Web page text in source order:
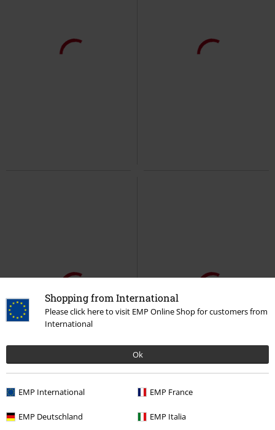
Shopping from International
Please click here to visit EMP Online Shop for customers from
International
Ok
EMP International EMP France
EMP Deutschland EMP Italia